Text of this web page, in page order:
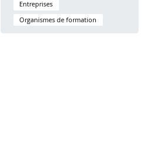
Entreprises
Organismes de formation